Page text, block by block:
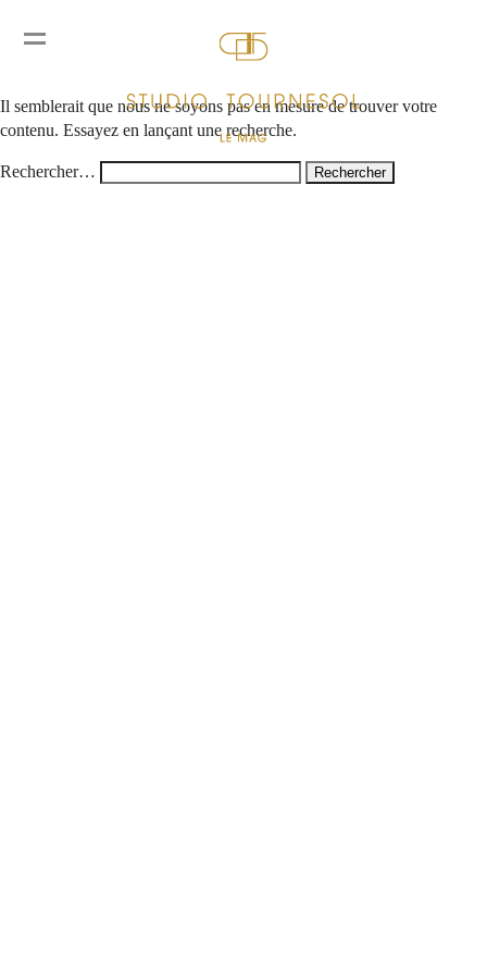
Rien ici
Il semblerait que nous ne soyons pas en mesure de trouver votre
contenu. Essayez en lançant une recherche.
Rechercher…